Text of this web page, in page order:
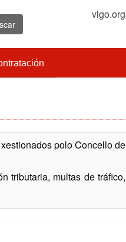
vigo.org
polo Concello de
tributaria, multas de tráfico,